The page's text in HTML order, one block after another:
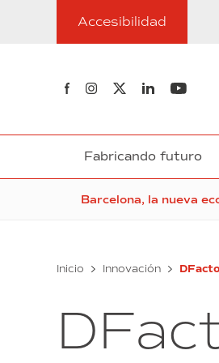
Accesibilidad
Síguenos en
Síguenos en
Síguenos en
Síguenos
Fabricando futuro
Barcelona, la nueva
Inicio Innovación